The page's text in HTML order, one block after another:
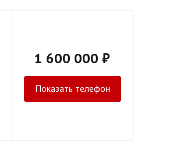
1 600 000 ₽
Показать телефон